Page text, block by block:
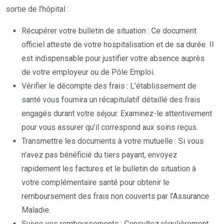
sortie de l’hôpital :
Récupérer votre bulletin de situation : Ce document
officiel atteste de votre hospitalisation et de sa durée. Il
est indispensable pour justifier votre absence auprès
de votre employeur ou de Pôle Emploi.
Vérifier le décompte des frais : L’établissement de
santé vous fournira un récapitulatif détaillé des frais
engagés durant votre séjour. Examinez-le attentivement
pour vous assurer qu’il correspond aux soins reçus.
Transmettre les documents à votre mutuelle : Si vous
n’avez pas bénéficié du tiers payant, envoyez
rapidement les factures et le bulletin de situation à
votre complémentaire santé pour obtenir le
remboursement des frais non couverts par l’Assurance
Maladie.